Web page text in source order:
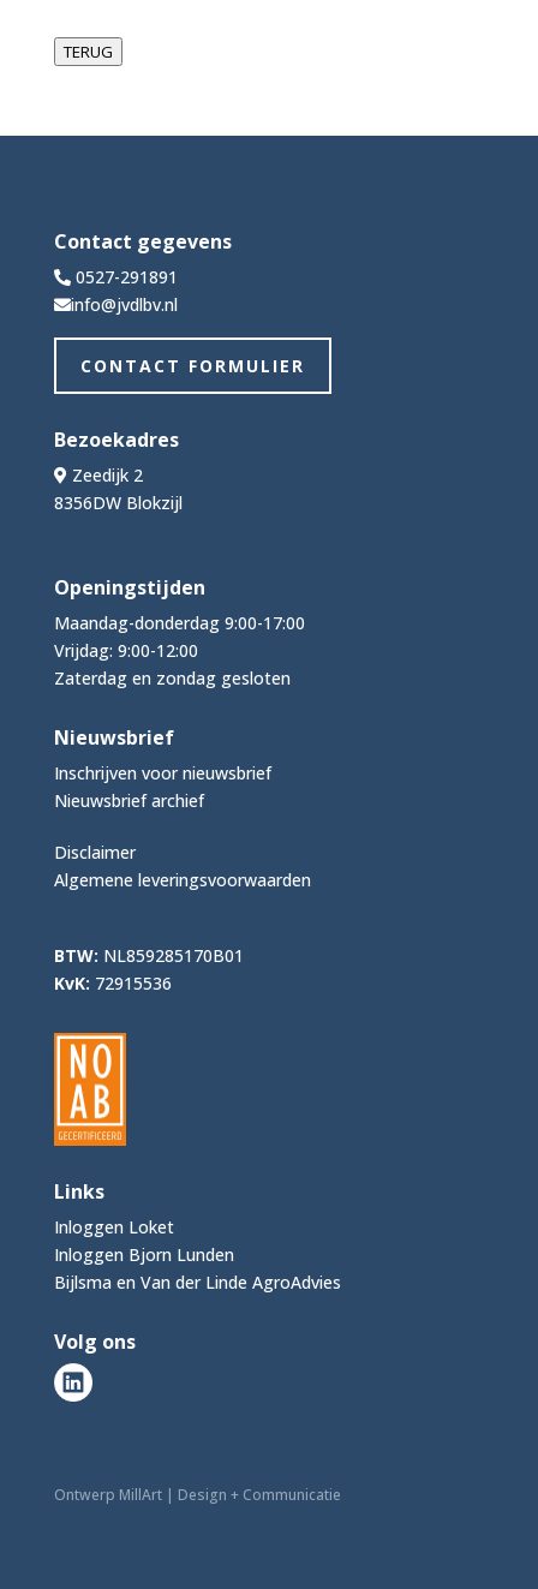
TERUG
Contact gegevens
0527-291891
info@jvdlbv.nl
CONTACT FORMULIER
Bezoekadres
Zeedijk 2
8356DW Blokzijl
Openingstijden
Maandag-donderdag 9:00-17:00
Vrijdag: 9:00-12:00
Zaterdag en zondag gesloten
Nieuwsbrief
Inschrijven voor nieuwsbrief
Nieuwsbrief archief
Disclaimer
Algemene leveringsvoorwaarden
BTW: NL859285170B01
KvK: 72915536
Links
Inloggen Loket
Inloggen Bjorn Lunden
Bijlsma en Van der Linde AgroAdvies
Volg ons
Ontwerp MillArt | Design + Communicatie